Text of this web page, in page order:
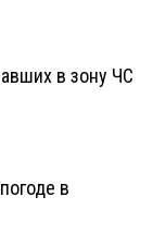
в зону ЧС
в